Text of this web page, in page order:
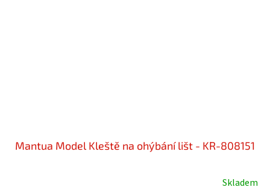
Mantua Model Kleště na ohýbání lišt - KR-808151
Skladem